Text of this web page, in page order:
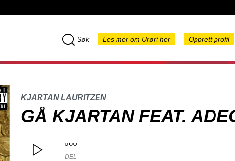
Søk Les mer om Urørt her Opprett profil
KJARTAN LAURITZEN
GÅ KJARTAN FEAT.
DEL